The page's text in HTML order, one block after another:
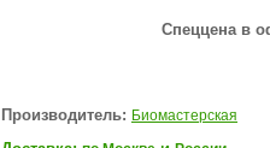
Спеццена в
Производитель: Биомастерская